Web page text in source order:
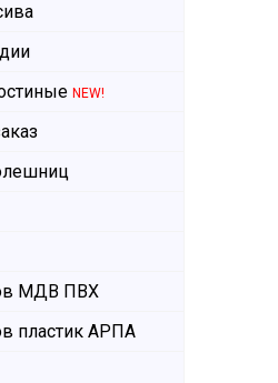
NEW!
МДВ ПВХ
пластик АРПА